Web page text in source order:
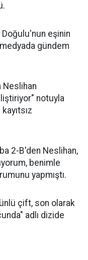
eşinin
medyada gündem
Neslihan
notuyla
2-B'den Neslihan,
benimle
yapmıştı.
çift, son olarak
adlı dizide